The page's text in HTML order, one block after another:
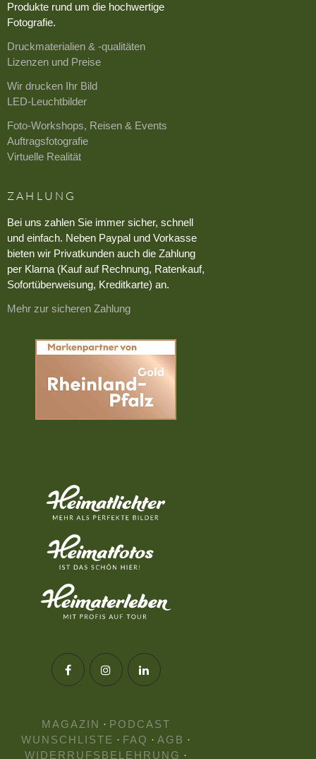
Produkte rund um die hochwertige
Fotografie.
Druckmaterialien & -qualitäten
Lizenzen und Preise
Wir drucken Ihr Bild
LED-Leuchtbilder
Foto-Workshops, Reisen & Events
Auftragsfotografie
Virtuelle Realität
ZAHLUNG
Bei uns zahlen Sie immer sicher, schnell
und einfach. Neben Paypal und Vorkasse
bieten wir Privatkunden auch die Zahlung
per Klarna (Kauf auf Rechnung, Ratenkauf,
Sofortüberweisung, Kreditkarte) an.
Mehr zur sicheren Zahlung
MAGAZIN · PODCAST
WUNSCHLISTE · FAQ · AGB ·
WIDERRUFSBELEHRUNG ·